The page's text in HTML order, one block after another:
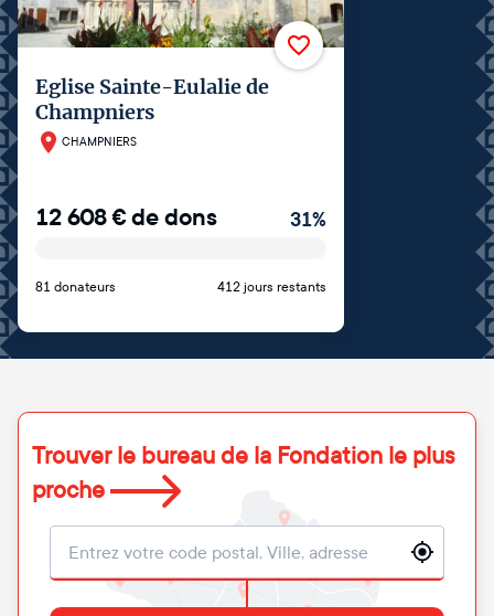
Eglise Sainte-Eulalie de
Champniers
CHAMPNIERS
12 608€de dons 31%
81 donateurs 412 jours restants
Trouver le bureau de la Fondation le plus
proche
Localisation